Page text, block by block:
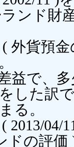
財産
貨預金
で、多
た訳で
る。
04/
ドの評